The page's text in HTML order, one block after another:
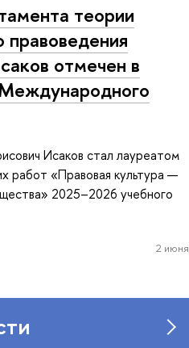
теории
правоведения
отмечен в
Исаков стал лауреатом
работ «Правовая культура —
2025–2026 учебного
2 июня